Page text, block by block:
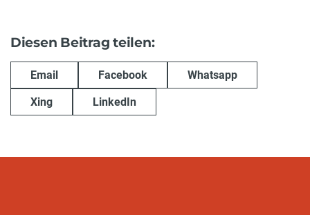
Diesen Beitrag teilen:
Email Facebook Whatsapp
Xing LinkedIn